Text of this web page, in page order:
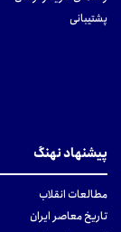
پشتیبانی
پیشنهاد نهنگ
مطالعات انقلاب
تاریخ معاصر ایران